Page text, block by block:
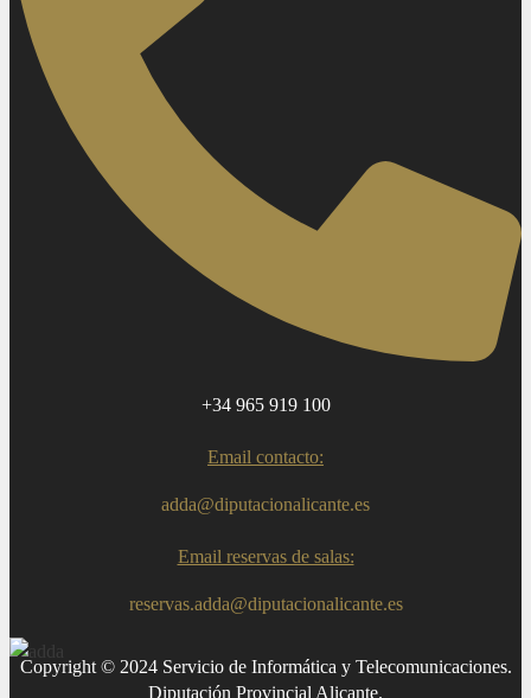
+34 965 919 100
Email contacto:
adda@diputacionalicante.es
Email reservas de salas:
reservas.adda@diputacionalicante.es
Copyright © 2024 Servicio de Informática y Telecomunicaciones.
Diputación Provincial Alicante.